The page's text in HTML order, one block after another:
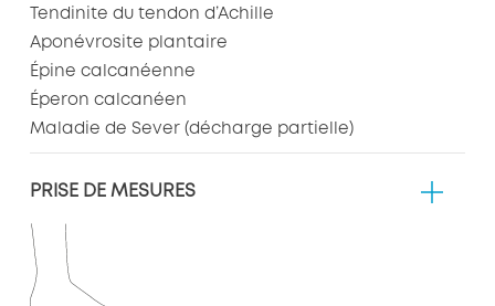
Tendinite du tendon d’Achille
Aponévrosite plantaire
Épine calcanéenne
Éperon calcanéen
Maladie de Sever (décharge partielle)
PRISE DE MESURES